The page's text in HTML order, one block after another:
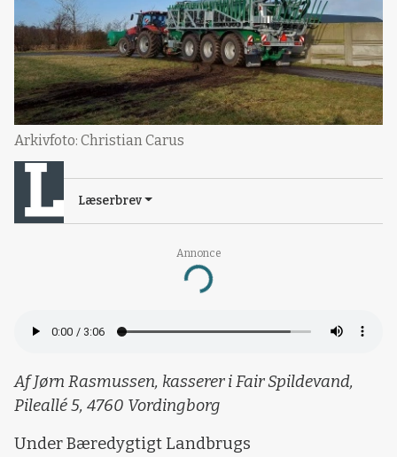
Annonce
Loading...
Arkivfoto: Christian Carus
Læserbrev
Af Jørn Rasmussen, kasserer i Fair Spildevand,
Pileallé 5, 4760 Vordingborg
Under Bæredygtigt Landbrugs